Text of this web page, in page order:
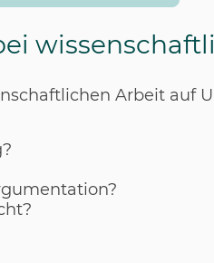
Arbeit auf